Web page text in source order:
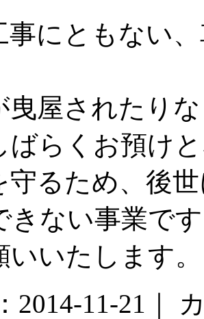
事にともない
曳屋されたり
ばらくお預け
守るため、後
きない事業で
いたします。
2014-11-21｜